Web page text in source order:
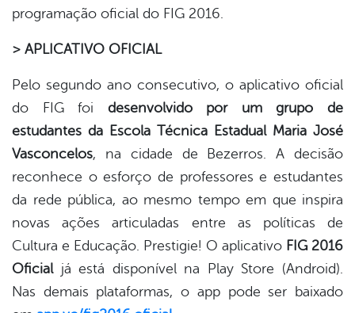
programação oficial do FIG 2016.
> APLICATIVO OFICIAL
Pelo segundo ano consecutivo, o aplicativo oficial
do FIG foi desenvolvido por um grupo de
estudantes da Escola Técnica Estadual Maria José
Vasconcelos, na cidade de Bezerros. A decisão
reconhece o esforço de professores e estudantes
da rede pública, ao mesmo tempo em que inspira
novas ações articuladas entre as políticas de
Cultura e Educação. Prestigie! O aplicativo FIG 2016
Oficialjá está disponível na Play Store (Android).
Nas demais plataformas, o app pode ser baixado